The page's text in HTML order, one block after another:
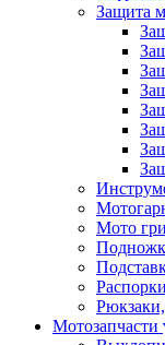
Защита
Мото
Мотозапчасти